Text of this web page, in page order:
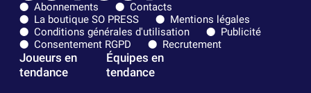
Abonnements
Contacts
La boutique SO PRESS
Mentions légales
Conditions générales d'utilisation
Publicité
Consentement RGPD
Recrutement
Joueurs en
tendance
Équipes en
tendance